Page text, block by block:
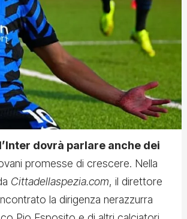
l’Inter dovrà parlare anche dei
promesse di crescere. Nella
Cittadellaspezia.com, il direttore
la dirigenza nerazzurra